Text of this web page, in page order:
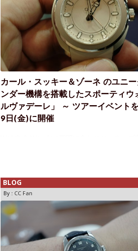
カール・スッキー＆ゾーネ のユニ
ンダー機構を搭載したスポーティウ
ルヴァデーレ」 ～ ツアーイベント
9日(金)に開催
なブランドが展示を行っています。その一
WMOでも何度
BLOG
By : CC Fan